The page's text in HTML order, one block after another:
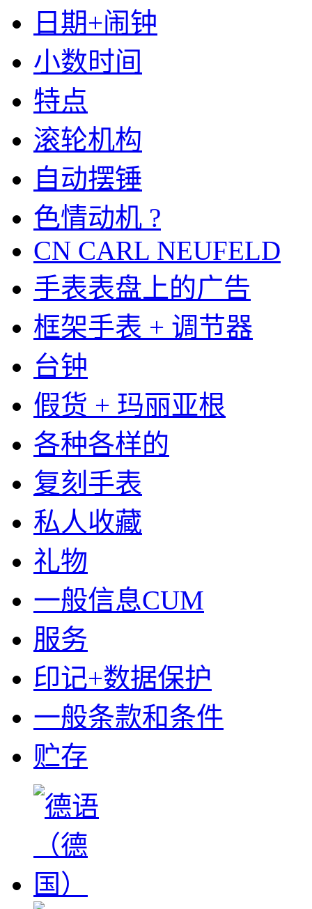
日期+闹钟
小数时间
特点
滚轮机构
自动摆锤
色情动机 ?
CN CARL NEUFELD
手表表盘上的广告
框架手表 + 调节器
台钟
假货 + 玛丽亚根
各种各样的
复刻手表
私人收藏
礼物
一般信息CUM
服务
印记+数据保护
一般条款和条件
贮存